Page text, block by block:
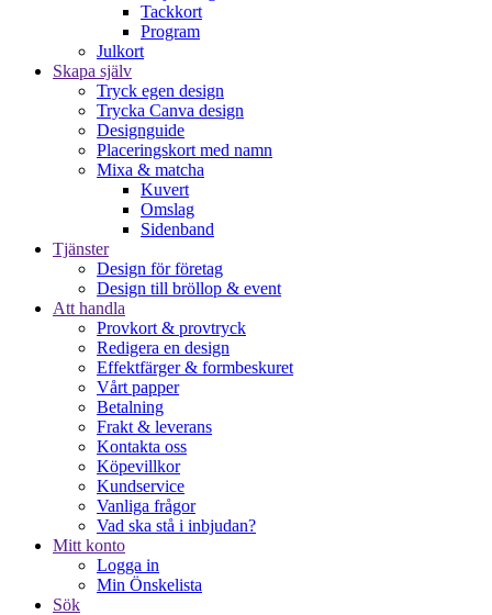
Tackkort
Program
Julkort
Skapa själv
Tryck egen design
Trycka Canva design
Designguide
Placeringskort med namn
Mixa & matcha
Kuvert
Omslag
Sidenband
Tjänster
Design för företag
Design till bröllop & event
Att handla
Provkort & provtryck
Redigera en design
Effektfärger & formbeskuret
Vårt papper
Betalning
Frakt & leverans
Kontakta oss
Köpevillkor
Kundservice
Vanliga frågor
Vad ska stå i inbjudan?
Mitt konto
Logga in
Min Önskelista
Sök